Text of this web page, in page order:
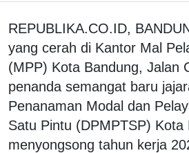
REPUBLIKA.CO.ID,
yang cerah di Kantor Mal
(MPP) Kota Bandung, Jalan
penanda semangat baru
Penanaman Modal dan
Satu Pintu (DPMPTSP) Kota
menyongsong tahun kerja